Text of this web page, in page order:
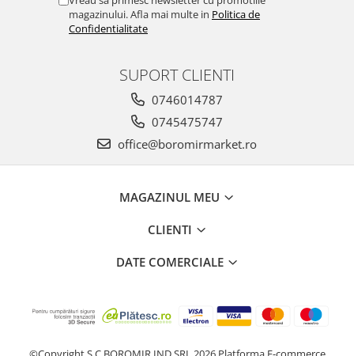
Faina Profesionala
Cozonac Wine Collection
Vinuri Casa Isarescu
magazinului. Afla mai multe in Politica de
Confidentialitate
SUPORT CLIENTI
0746014787
0745475747
office@boromirmarket.ro
MAGAZINUL MEU
CLIENTI
DATE COMERCIALE